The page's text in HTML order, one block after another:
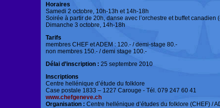
Horaires
Samedi 2 octobre, 10h-13h et 14h-18h
Soirée à partir de 20h, danse avec l’orchestre et buffet canadien
Dimanche 3 octobre, 14h-18h
Tarifs
membres CHEF et ADEM : 120.- / demi-stage 80.-
non membres 150.- / demi stage 100.-
Délai d’inscription : 25 septembre 2010
Inscriptions
Centre hellénique d’étude du folklore
Case postale 1833 – 1227 Carouge - Tél. 079 247 60 41
www.chefgeneve.ch
Organisation : Centre hellénique d’études du folklore (CHEF) /